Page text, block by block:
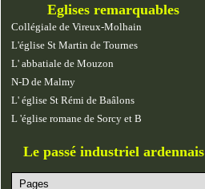
Eglises remarquables
Collégiale de Vireux-Molhain
L'église St Martin de Tournes
L' abbatiale de Mouzon
N-D de Malmy
L' église St Rémi de Baâlons
L 'église romane de Sorcy et B
Le passé industriel ardennais